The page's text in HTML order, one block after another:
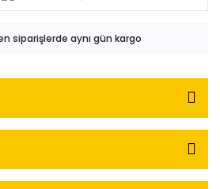
siparişlerde aynı gün kargo